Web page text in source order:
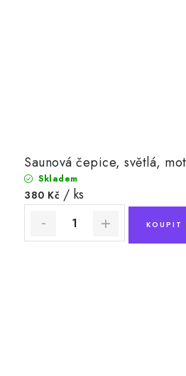
Saunová čepice, světlá,
Skladem
380 Kč / ks